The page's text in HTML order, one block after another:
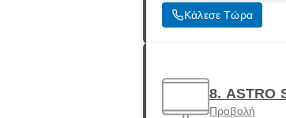
Κάλεσε Τώρα
8. ASTRO
Προβολή